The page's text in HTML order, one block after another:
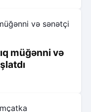
müğənni və